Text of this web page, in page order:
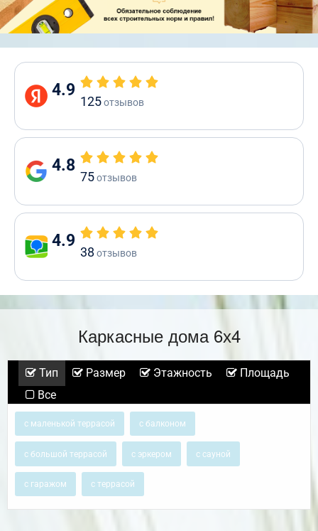
4.9
125отзывов
4.8
75отзывов
4.9
38 отзывов
Каркасные дома 6х4
Тип Размер Этажность
Площадь
Все
с маленькой террасой с балконом
с большой террасой с эркером с сауной
с гаражом с террасой